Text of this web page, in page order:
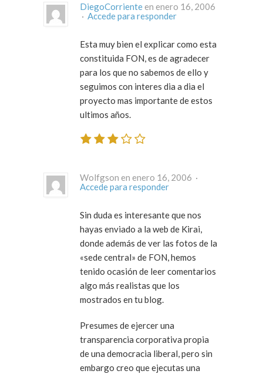
DiegoCorriente en enero 16, 2006
· Accede para responder
Esta muy bien el explicar como esta
constituida FON, es de agradecer
para los que no sabemos de ello y
seguimos con interes dia a dia el
proyecto mas importante de estos
ultimos años.
Wolfgson en enero 16, 2006 ·
Accede para responder
Sin duda es interesante que nos
hayas enviado a la web de Kirai,
donde además de ver las fotos de la
«sede central» de FON, hemos
tenido ocasión de leer comentarios
algo más realistas que los
mostrados en tu blog.
Presumes de ejercer una
transparencia corporativa propia
de una democracia liberal, pero sin
embargo creo que ejecutas una